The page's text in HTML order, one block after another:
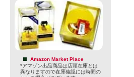
Amazon Market Place
*アマゾン出品商品は店頭在庫とは
異なりますので在庫確認には時間の